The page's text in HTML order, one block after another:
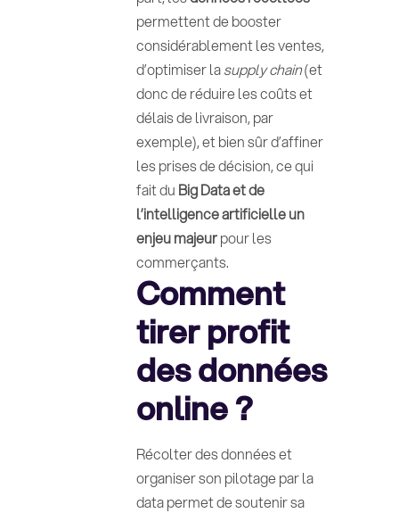
permettent de booster
considérablement les ventes,
d’optimiser lasupply chain(et
donc de réduire les coûts et
délais de livraison, par
exemple), et bien sûr d’affiner
les prises de décision, ce qui
fait du Big Data et de
l’intelligence artificielle un
enjeu majeurpour les
commerçants.
Comment
tirer profit
des données
online ?
Récolter des données et
organiser son pilotage par la
data permet de soutenir sa